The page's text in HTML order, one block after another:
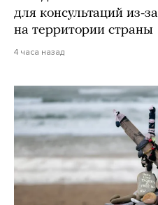
для консультаций из-
на территории страны
4 часа назад